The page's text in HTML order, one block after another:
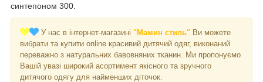
синтепоном 300.
У нас в інтернет-магазині "Мамин стиль" Ви можете
вибрати та купити online красивий дитячий одяг, виконаний
переважно з натуральних бавовняних тканин. Ми пропонуємо
Вашій увазі широкий асортимент якісного та зручного
дитячого одягу для найменших діточок.